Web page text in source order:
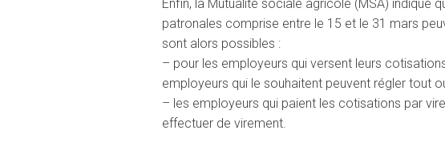
Enfin, la Mutualité sociale agricole (MSA)
patronales comprise entre le 15 et le 31 mars
sont alors possibles :
– pour les employeurs qui versent leurs
employeurs qui le souhaitent peuvent régler tout
– les employeurs qui paient les cotisations par
effectuer de virement.